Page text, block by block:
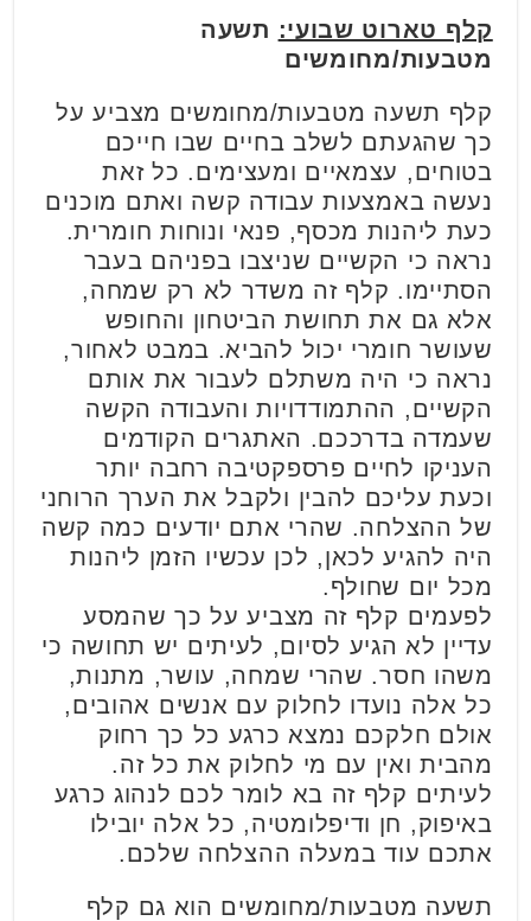
קלף טארוט שבועי: תשעה
מטבעות/מחומשים
קלף תשעה מטבעות/מחומשים מצביע על
כך שהגעתם לשלב בחיים שבו חייכם
בטוחים, עצמאיים ומעצימים. כל זאת
נעשה באמצעות עבודה קשה ואתם מוכנים
כעת ליהנות מכסף, פנאי ונוחות חומרית.
נראה כי הקשיים שניצבו בפניהם בעבר
הסתיימו. קלף זה משדר לא רק שמחה,
אלא גם את תחושת הביטחון והחופש
שעושר חומרי יכול להביא. במבט לאחור,
נראה כי היה משתלם לעבור את אותם
הקשיים, ההתמודדויות והעבודה הקשה
שעמדה בדרככם. האתגרים הקודמים
העניקו לחיים פרספקטיבה רחבה יותר
וכעת עליכם להבין ולקבל את הערך הרוחני
של ההצלחה. שהרי אתם יודעים כמה קשה
היה להגיע לכאן, לכן עכשיו הזמן ליהנות
מכל יום שחולף.
לפעמים קלף זה מצביע על כך שהמסע
עדיין לא הגיע לסיום, לעיתים יש תחושה כי
משהו חסר. שהרי שמחה, עושר, מתנות,
כל אלה נועדו לחלוק עם אנשים אהובים,
אולם חלקכם נמצא כרגע כל כך רחוק
מהבית ואין עם מי לחלוק את כל זה.
לעיתים קלף זה בא לומר לכם לנהוג כרגע
באיפוק, חן ודיפלומטיה, כל אלה יובילו
אתכם עוד במעלה ההצלחה שלכם.
תשעה מטבעות/מחומשים הוא גם קלף